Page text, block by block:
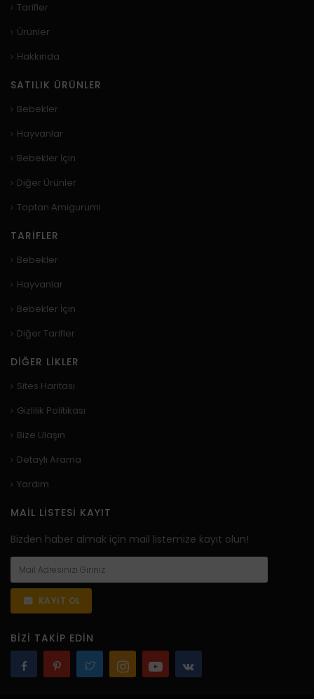
Tarifler
Ürünler
Hakkında
SATILIK ÜRÜNLER
Bebekler
Hayvanlar
Bebekler İçin
Diğer Ürünler
Toptan Amigurumi
TARIFLER
Bebekler
Hayvanlar
Bebekler İçin
Diğer Tarifler
DIĞER LIKLER
Sites Haritası
Gizlilik Politikası
Bize Ulaşın
Detaylı Arama
Yardım
MAIL LISTESI KAYIT
Bizden haber almak için mail listemize kayıt olun!
KAYIT OL
BIZI TAKIP EDIN